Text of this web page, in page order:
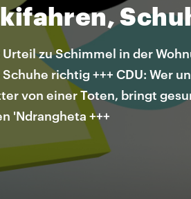
Urteil zu Schimmel in der
richtig +++ CDU: Wer
von einer Toten, bringt
'Ndrangheta +++